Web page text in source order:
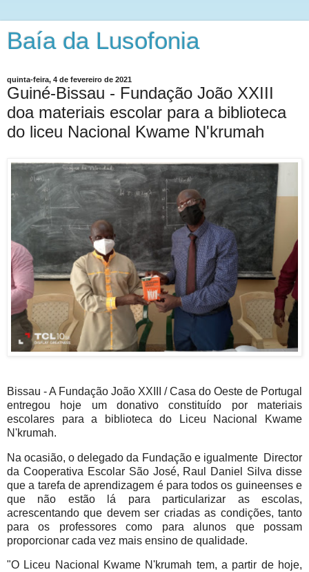
Baía da Lusofonia
quinta-feira, 4 de fevereiro de 2021
Guiné-Bissau - Fundação João XXIII
doa materiais escolar para a biblioteca
do liceu Nacional Kwame N'krumah
Bissau - A Fundação João XXIII / Casa do Oeste de Portugal
entregou hoje um donativo constituído por materiais
escolares para a biblioteca do Liceu Nacional Kwame
N'krumah.
Na ocasião, o delegado da Fundação e igualmente Director
da Cooperativa Escolar São José, Raul Daniel Silva disse
que a tarefa de aprendizagem é para todos os guineenses e
que não estão lá para particularizar as escolas,
acrescentando que devem ser criadas as condições, tanto
para os professores como para alunos que possam
proporcionar cada vez mais ensino de qualidade.
"O Liceu Nacional Kwame N'krumah tem, a partir de hoje,